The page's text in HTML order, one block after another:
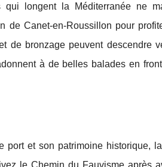
qui longent la Méditerranée ne
de Canet-en-Roussillon pour
de bronzage peuvent descendre
à de belles balades en
port et son patrimoine historique,
le Chemin du Fauvisme après